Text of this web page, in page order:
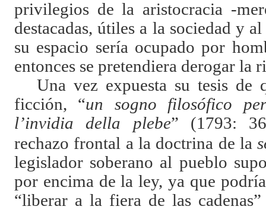
privilegios de la aristocracia -
destacadas, útiles a la sociedad y
su espacio sería ocupado por
entonces se pretendiera derogar la
Una vez expuesta su tesis
ficción, “un sogno filosófico
l’invidia della plebe”
(1793:
rechazo frontal a la doctrina de la
legislador soberano al pueblo
por encima de la ley, ya que
“liberar a la fiera de las